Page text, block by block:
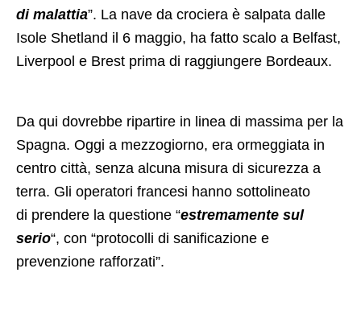
di malattia”. La nave da crociera è salpata dalle
Isole Shetland il 6 maggio, ha fatto scalo a Belfast,
Liverpool e Brest prima di raggiungere Bordeaux.
Da qui dovrebbe ripartire in linea di massima per la
Spagna. Oggi a mezzogiorno, era ormeggiata in
centro città, senza alcuna misura di sicurezza a
terra. Gli operatori francesi hanno sottolineato
di prendere la questione “estremamente sul
serio“, con “protocolli di sanificazione e
prevenzione rafforzati”.